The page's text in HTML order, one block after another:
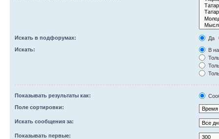
Искать в подфорумах:
Да
Искать:
В
Показывать результаты как:
Поле сортировки:
Искать сообщения за:
Показывать первые: